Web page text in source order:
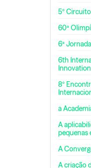
5º
60ª
6ª
6th
8º
a
A
pequenas
A
A criação